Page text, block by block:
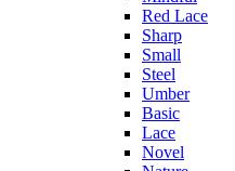
Red Lace
Sharp
Small
Steel
Umber
Basic
Lace
Novel